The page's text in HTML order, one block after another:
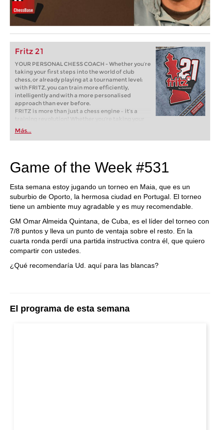
Fritz 21
YOUR PERSONAL CHESS COACH - Whether you’re
taking your first steps into the world of club
chess, or already playing at a tournament level:
with FRITZ, you can train more efficiently,
intelligently and with a more personalised
approach than ever before.
FRITZ is more than just a chess engine – it’s a
training revolution! Whether you’re taking your
first steps into the world of club chess, or already
playing at a tournament level: with FRITZ, you can
train more efficiently, intelligently and with a
Más...
Game of the Week #531
Esta semana estoy jugando un torneo en Maia, que es un
suburbio de Oporto, la hermosa ciudad en Portugal. El torneo
tiene un ambiente muy agradable y es muy recomendable.
GM Omar Almeida Quintana, de Cuba, es el líder del torneo con
7/8 puntos y lleva un punto de ventaja sobre el resto. En la
cuarta ronda perdí una partida instructiva contra él, que quiero
compartir con ustedes.
¿Qué recomendaría Ud. aquí para las blancas?
El programa de esta semana